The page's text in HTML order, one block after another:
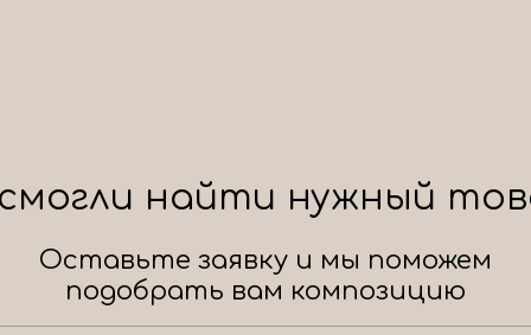
найти нужный
Оставьте заявку и мы поможем
подобрать вам композицию